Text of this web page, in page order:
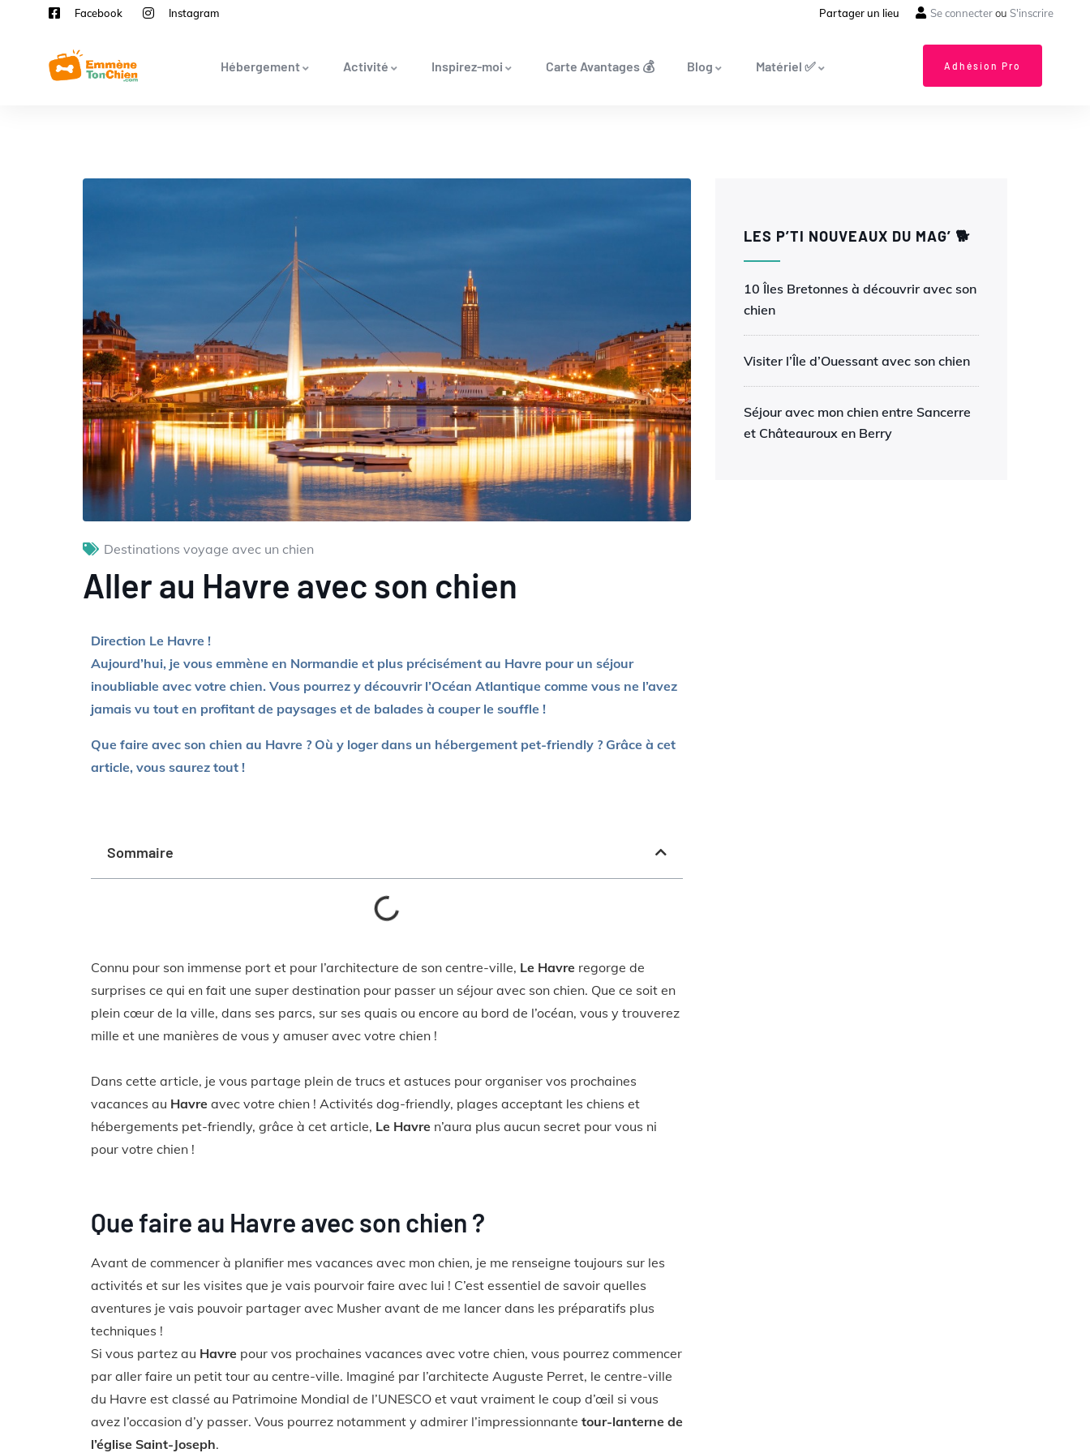
Facebook Instagram Partager un lieu Se connecterou S'inscrire
Hébergement Activité Inspirez-moi Carte Avantages 💰 Blog Matériel ✅ Adhésion Pro
Destinations voyage avec un chien
Aller au Havre avec son chien
Direction Le Havre !
Aujourd’hui, je vous emmène en Normandie et plus précisément au Havre pour un séjour
inoubliable avec votre chien. Vous pourrez y découvrir l’Océan Atlantique comme vous ne l’avez
jamais vu tout en profitant de paysages et de balades à couper le souffle !
Que faire avec son chien au Havre ? Où y loger dans un hébergement pet-friendly ? Grâce à cet
article, vous saurez tout !
Sommaire
Connu pour son immense port et pour l’architecture de son centre-ville, Le Havre regorge de
surprises ce qui en fait une super destination pour passer un séjour avec son chien. Que ce soit en
plein cœur de la ville, dans ses parcs, sur ses quais ou encore au bord de l’océan, vous y trouverez
mille et une manières de vous y amuser avec votre chien !
Dans cette article, je vous partage plein de trucs et astuces pour organiser vos prochaines
vacances au Havre avec votre chien ! Activités dog-friendly, plages acceptant les chiens et
hébergements pet-friendly, grâce à cet article, Le Havre n’aura plus aucun secret pour vous ni
pour votre chien !
Que faire au Havre avec son chien ?
Avant de commencer à planifier mes vacances avec mon chien, je me renseigne toujours sur les
activités et sur les visites que je vais pourvoir faire avec lui ! C’est essentiel de savoir quelles
aventures je vais pouvoir partager avec Musher avant de me lancer dans les préparatifs plus
techniques !
Si vous partez au Havre pour vos prochaines vacances avec votre chien, vous pourrez commencer
par aller faire un petit tour au centre-ville. Imaginé par l’architecte Auguste Perret, le centre-ville
du Havre est classé au Patrimoine Mondial de l’UNESCO et vaut vraiment le coup d’œil si vous
avez l’occasion d’y passer. Vous pourrez notamment y admirer l’impressionnante tour-lanterne de
l’église Saint-Joseph.
LES P’TI NOUVEAUX DU MAG’ 🐕
10 Îles Bretonnes à découvrir avec son
chien
Visiter l’Île d’Ouessant avec son chien
Séjour avec mon chien entre Sancerre
et Châteauroux en Berry